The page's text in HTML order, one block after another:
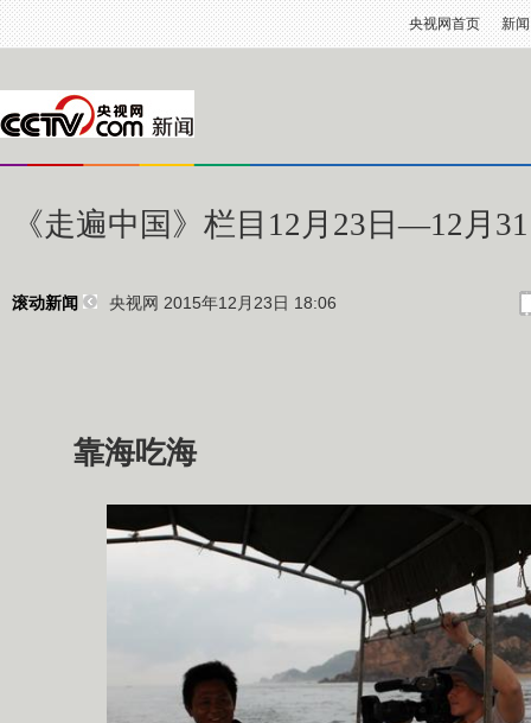
央视网首页 新闻
《走遍中国》栏目12月23日—12月
滚动新闻 央视网 2015年12月23日 18:06
靠海吃海